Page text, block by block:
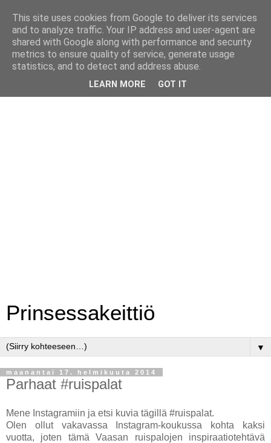
Prinsessakeittiö
▼
maanantai 17. helmikuuta 2014
Parhaat #ruispalat
Mene Instagramiin ja etsi kuvia tägillä #ruispalat.
Olen ollut vakavassa Instagram-koukussa kohta kaksi
vuotta, joten tämä Vaasan ruispalojen inspiraatiotehtävä
This site uses cookies from Google to deliver its services
and to analyze traffic. Your IP address and user-agent are
shared with Google along with performance and security
metrics to ensure quality of service, generate usage
statistics, and to detect and address abuse.
LEARN MORE GOT IT